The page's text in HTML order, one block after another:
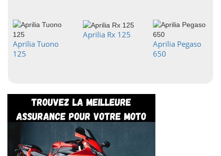
Aprilia Tuono
125
Aprilia Rx 125
Aprilia Pegaso
650